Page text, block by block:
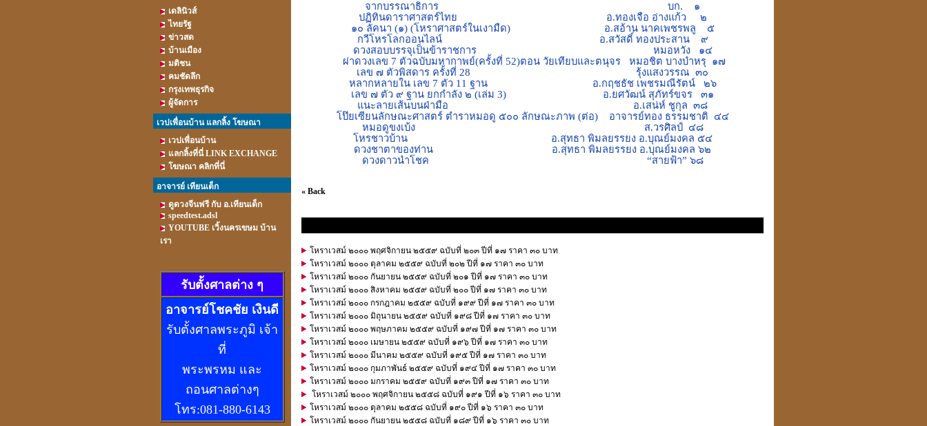
เดลินิวส์
ไทยรัฐ
ข่าวสด
บ้านเมือง
มติชน
คมชัดลึก
กรุงเทพธุรกิจ
ผู้จัดการ
เวปเพื่อนบ้าน แลกลิ้ง โฆษณา
เวปเพื่อนบ้าน
แลกลิ้งที่นี่ LINK EXCHANGE
โฆษณา คลิกที่นี่
อาจารย์ เทียนเต็ก
ดูดวงจีนฟรี กับ อ.เทียนเต็ก
speedtest.adsl
YOUTUBE เวิ้งนครเขษม บ้าน
เรา
รับตั้งศาลต่าง ๆ
อาจารย์โชคชัย เงินดี
รับตั้งศาลพระภูมิ เจ้า
ที่
พระพรหม และ
ถอนศาลต่างๆ
โทร:081-880-6143
จากบรรณาธิการ บก. ๑
ปฏิทินดาราศาสตร์ไทย อ.ทองเจือ อ่างแก้ว ๒
๑๐ ลัคนา (๑) (โหราศาสตร์ในเงามืด) อ.สอ้าน นาคเพชรพลู ๕
กวีโหรโลกออนไลน์ อ.สวัสดิ์ ทองประสาน ๙
ดวงสอบบรรจุเป็นข้าราชการ หมอหวัง ๑๔
ผ่าดวงเลข 7 ตัวฉบับมหากาพย์(ครั้งที่ 52)ตอน วัยเทียบและตนุจร หมอชิต บางบำหรุ ๑๗
เลข ๗ ตัวพิสดาร ครั้งที่ 28 รุ้งแสงวรรณ ๓๐
หลากหลายใน เลข 7 ตัว 11 ฐาน อ.กฤชธัช เพชรมณีรัตน์ ๒๖
เลข ๗ ตัว ๙ ฐาน ยกกำลัง ๒ (เล่ม 3) อ.ยศวัฒน์ สุภัทร์ขจร ๓๑
แนะลายเส้นบนฝ่ามือ อ.เสน่ห์ ชูกุล ๓๘
โป๊ยเซียนลักษณะศาสตร์ ตำราหมอดู ๕๐๐ ลักษณะภาพ (ต่อ) อาจารย์ทอง ธรรมชาติ ๔๔
หมอดูขงเบ้ง ส.วรศิลป์ ๔๘
โหรชาวบ้าน อ.สุทธา พิมลยรรยง อ.บุณย์มงคล ๕๔
ดวงชาตาของท่าน อ.สุทธา พิมลยรรยง อ.บุณย์มงคล ๖๒
ดวงดาวนำโชค “สายฟ้า” ๖๘
« Back
โหราเวสม์ ๒๐๐๐ พฤศจิกายน ๒๕๕๙ ฉบับที่ ๒๐๓ ปีที่ ๑๗ ราคา ๓๐ บาท
โหราเวสม์ ๒๐๐๐ ตุลาคม ๒๕๕๙ ฉบับที่ ๒๐๒ ปีที่ ๑๗ ราคา ๓๐ บาท
โหราเวสม์ ๒๐๐๐ กันยายน ๒๕๕๙ ฉบับที่ ๒๐๑ ปีที่ ๑๗ ราคา ๓๐ บาท
โหราเวสม์ ๒๐๐๐ สิงหาคม ๒๕๕๙ ฉบับที่ ๒๐๐ ปีที่ ๑๗ ราคา ๓๐ บาท
โหราเวสม์ ๒๐๐๐ กรกฎาคม ๒๕๕๙ ฉบับที่ ๑๙๙ ปีที่ ๑๗ ราคา ๓๐ บาท
โหราเวสม์ ๒๐๐๐ มิถุนายน ๒๕๕๙ ฉบับที่ ๑๙๘ ปีที่ ๑๗ ราคา ๓๐ บาท
โหราเวสม์ ๒๐๐๐ พฤษภาคม ๒๕๕๙ ฉบับที่ ๑๙๗ ปีที่ ๑๗ ราคา ๓๐ บาท
โหราเวสม์ ๒๐๐๐ เมษายน ๒๕๕๙ ฉบับที่ ๑๙๖ ปีที่ ๑๗ ราคา ๓๐ บาท
โหราเวสม์ ๒๐๐๐ มีนาคม ๒๕๕๙ ฉบับที่ ๑๙๕ ปีที่ ๑๗ ราคา ๓๐ บาท
โหราเวสม์ ๒๐๐๐ กุมภาพันธ์ ๒๕๕๙ ฉบับที่ ๑๙๔ ปีที่ ๑๗ ราคา ๓๐ บาท
โหราเวสม์ ๒๐๐๐ มกราคม ๒๕๕๙ ฉบับที่ ๑๙๓ ปีที่ ๑๗ ราคา ๓๐ บาท
โหราเวสม์ ๒๐๐๐ พฤศจิกายน ๒๕๕๘ ฉบับที่ ๑๙๑ ปีที่ ๑๖ ราคา ๓๐ บาท
โหราเวสม์ ๒๐๐๐ ตุลาคม ๒๕๕๘ ฉบับที่ ๑๙๐ ปีที่ ๑๖ ราคา ๓๐ บาท
โหราเวสม์ ๒๐๐๐ กันยายน ๒๕๕๘ ฉบับที่ ๑๘๙ ปีที่ ๑๖ ราคา ๓๐ บาท